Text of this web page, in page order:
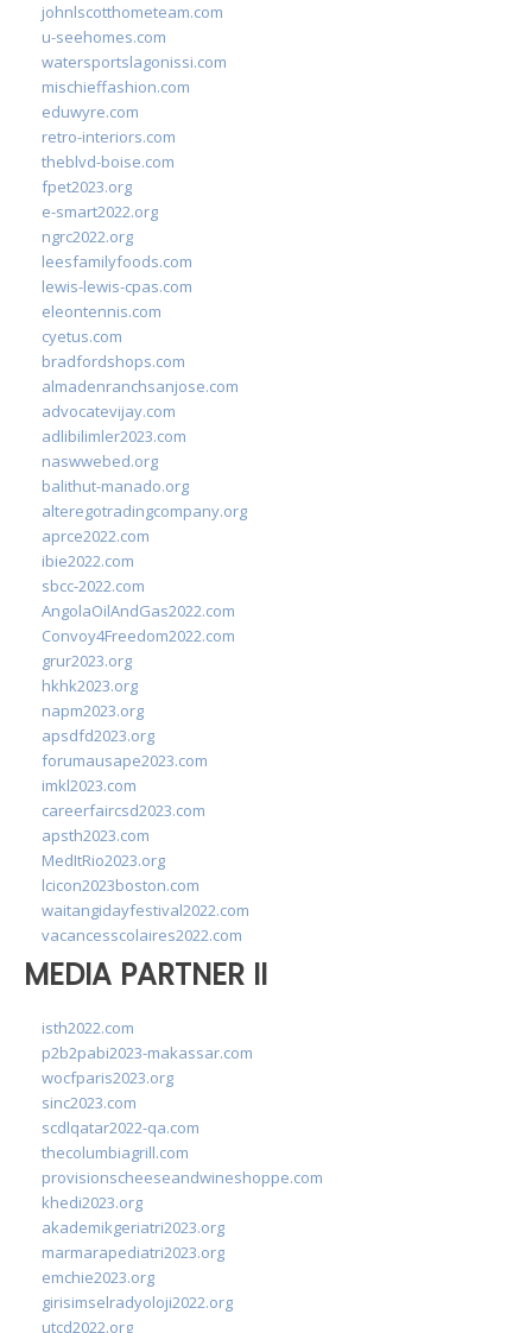
johnlscotthometeam.com
u-seehomes.com
watersportslagonissi.com
mischieffashion.com
eduwyre.com
retro-interiors.com
theblvd-boise.com
fpet2023.org
e-smart2022.org
ngrc2022.org
leesfamilyfoods.com
lewis-lewis-cpas.com
eleontennis.com
cyetus.com
bradfordshops.com
almadenranchsanjose.com
advocatevijay.com
adlibilimler2023.com
naswwebed.org
balithut-manado.org
alteregotradingcompany.org
aprce2022.com
ibie2022.com
sbcc-2022.com
AngolaOilAndGas2022.com
Convoy4Freedom2022.com
grur2023.org
hkhk2023.org
napm2023.org
apsdfd2023.org
forumausape2023.com
imkl2023.com
careerfaircsd2023.com
apsth2023.com
MedItRio2023.org
lcicon2023boston.com
waitangidayfestival2022.com
vacancesscolaires2022.com
MEDIA PARTNER II
isth2022.com
p2b2pabi2023-makassar.com
wocfparis2023.org
sinc2023.com
scdlqatar2022-qa.com
thecolumbiagrill.com
provisionscheeseandwineshoppe.com
khedi2023.org
akademikgeriatri2023.org
marmarapediatri2023.org
emchie2023.org
girisimselradyoloji2022.org
utcd2022.org